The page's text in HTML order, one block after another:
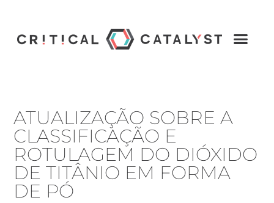
ATUALIZAÇÃO SOBRE A
CLASSIFICAÇÃO E
ROTULAGEM DO DIÓXIDO
DE TITÂNIO EM FORMA
DE PÓ